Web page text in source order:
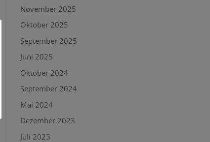
November 2025
Oktober 2025
September 2025
Juni 2025
Oktober 2024
September 2024
Mai 2024
Dezember 2023
Juli 2023